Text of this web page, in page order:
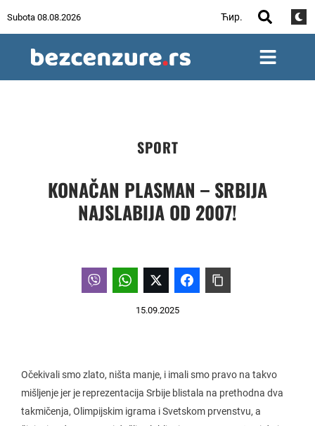
Subota 08.08.2026 Ћир.
SPORT
KONAČAN PLASMAN – SRBIJA
NAJSLABIJA OD 2007!
15.09.2025
Očekivali smo zlato, ništa manje, i imali smo pravo na takvo
mišljenje jer je reprezentacija Srbije blistala na prethodna dva
takmičenja, Olimpijskim igrama i Svetskom prvenstvu, a